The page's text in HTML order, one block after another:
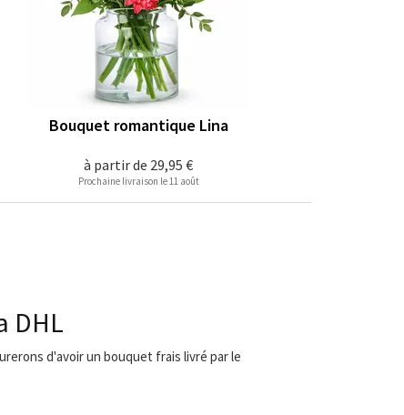
à partir de 29,95 €
Bouquet romantique Lina
Prochaine livraison le 11 août
DHL
d'avoir un bouquet frais livré par le